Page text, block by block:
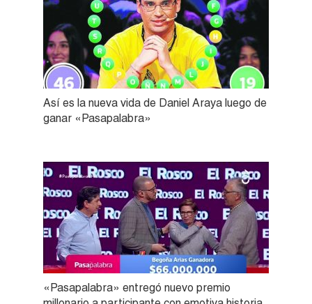
Así es la nueva vida de Daniel Araya luego de
ganar «Pasapalabra»
«Pasapalabra» entregó nuevo premio